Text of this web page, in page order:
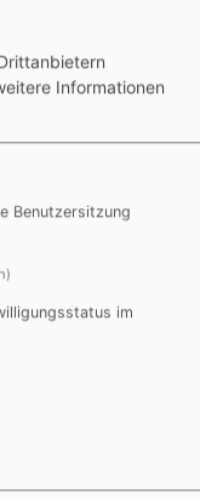
Informationen
Benutzersitzung
im